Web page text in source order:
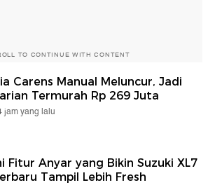
TO CONTINUE WITH CONTENT
Carens Manual Meluncur, Jadi
Termurah Rp 269 Juta
jam yang lalu
Fitur Anyar yang Bikin Suzuki XL7
Tampil Lebih Fresh